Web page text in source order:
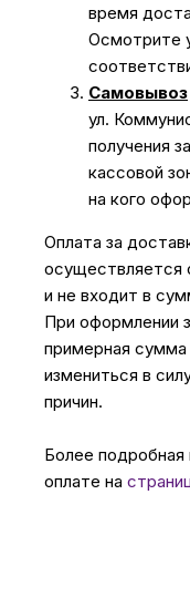
время
Осмотрите
Самовывоз
ул.
получения
кассовой
на кого
Оплата за
осуществляется
и не входит в
При оформлении
примерная
измениться в
причин.
Более
оплате на